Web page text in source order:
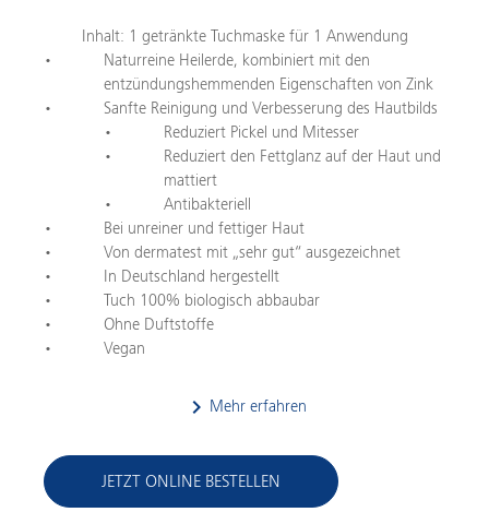
Inhalt: 1 getränkte Tuchmaske für 1 Anwendung
Naturreine Heilerde, kombiniert mit den
entzündungshemmenden Eigenschaften von Zink
Sanfte Reinigung und Verbesserung des Hautbilds
Reduziert Pickel und Mitesser
Reduziert den Fettglanz auf der Haut und
mattiert
Antibakteriell
Bei unreiner und fettiger Haut
Von dermatest mit „sehr gut“ ausgezeichnet
In Deutschland hergestellt
Tuch 100% biologisch abbaubar
Ohne Duftstoffe
Vegan
keyboard_arrow_right Mehr erfahren
JETZT ONLINE BESTELLEN